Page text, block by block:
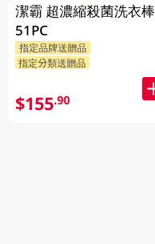
潔霸 超濃縮殺菌洗衣棒
51PC
指定品牌送贈品
指定分類送贈品
$155.90